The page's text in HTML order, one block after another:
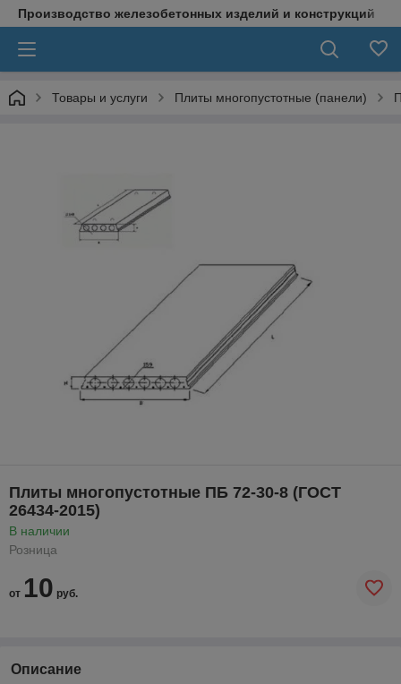
Производство железобетонных изделий и конструкций
Товары и услуги Плиты многопустотные (панели)
Плиты многопустотные ПБ 72-30-8 (ГОСТ
26434-2015)
В наличии
Розница
от 10 руб.
Описание